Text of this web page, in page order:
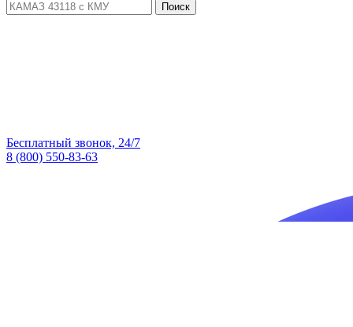
Поиск
Бесплатный звонок, 24/7
8 (800) 550-83-63